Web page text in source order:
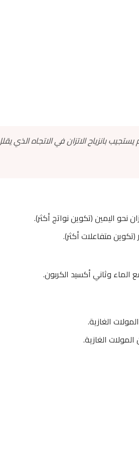
بانزياح الاتزان في الاتجاه الذي
نحو اليمين (تكوين نواتج أكثر).
(تكوين متفاعلات أكثر).
وثاني أكسيد الكربون.
الغازية.
الغازية.